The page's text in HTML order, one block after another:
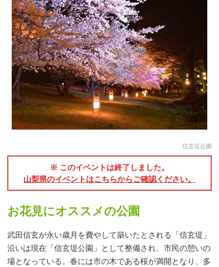
信玄堤公園
※ このイベントは終了しました。
山梨県のイベントはこちらからご確認ください。
お花見にオススメの公園
武田信玄が永い歳月を費やして築いたとされる「信玄堤」
沿いは現在「信玄堤公園」として整備され、市民の憩いの
場となっている。春には市の木である桜が満開となり、多